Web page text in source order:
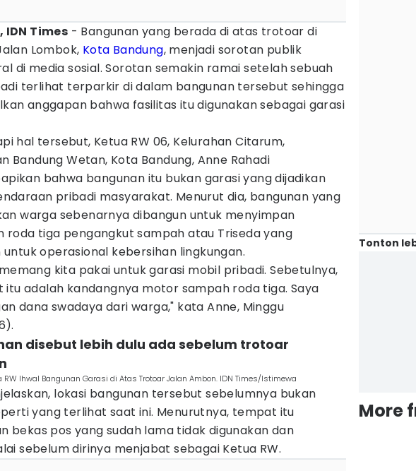
Times - Bangunan yang berada di atas trotoar di
Lombok, Kota Bandung, menjadi sorotan publik
di media sosial. Sorotan semakin ramai setelah sebuah
terlihat terparkir di dalam bangunan tersebut sehingga
anggapan bahwa fasilitas itu digunakan sebagai garasi
hal tersebut, Ketua RW 06, Kelurahan Citarum,
Bandung Wetan, Kota Bandung, Anne Rahadi
bahwa bangunan itu bukan garasi yang dijadikan
pribadi masyarakat. Menurut dia, bangunan yang
warga sebenarnya dibangun untuk menyimpan
roda tiga pengangkut sampah atau Triseda yang
untuk operasional kebersihan lingkungan.
kita pakai untuk garasi mobil pribadi. Sebetulnya,
adalah kandangnya motor sampah roda tiga. Saya
dana swadaya dari warga," kata Anne, Minggu
disebut lebih dulu ada sebelum trotoar
RW Ihwal Bangunan Garasi di Atas Trotoar Jalan Ambon. IDN Times/Istimewa
lokasi bangunan tersebut sebelumnya bukan
yang terlihat saat ini. Menurutnya, tempat itu
bekas pos yang sudah lama tidak digunakan dan
sebelum dirinya menjabat sebagai Ketua RW.
Tonton
More